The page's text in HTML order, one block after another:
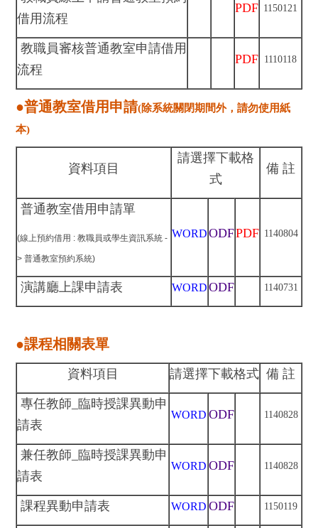
借用流程
PDF 1150121
教職員審核普通教室申請借用
流程
PDF 1110118
●普通教室借用申請(除系統關閉期間外，請勿使用紙
本)
資料項目
請選擇下載格
式
備 註
普通教室借用申請單
(線上預約借用 : 教職員或學生資訊系統 -
> 普通教室預約系統)
WORDODFPDF 1140804
演講廳上課申請表 WORDODF 1140731
●課程相關表單
資料項目 請選擇下載格式 備 註
專任教師_臨時授課異動申
請表
WORD ODF 1140828
兼任教師_臨時授課異動申
請表
WORD ODF 1140828
課程異動申請表 WORD ODF 1150119